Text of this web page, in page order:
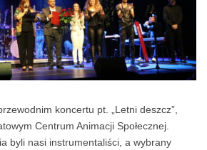
koncertu pt. „Letni deszcz”,
Centrum Animacji Społecznej.
byli nasi instrumentaliści, a wybrany